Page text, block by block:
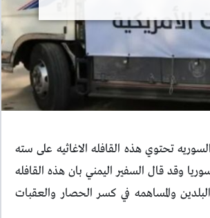
تحتوي هذه القافله الاغاثيه على سته
وقد قال السفير اليمني بان هذه القافله
والمساهمه في كسر الحصار والعقبات